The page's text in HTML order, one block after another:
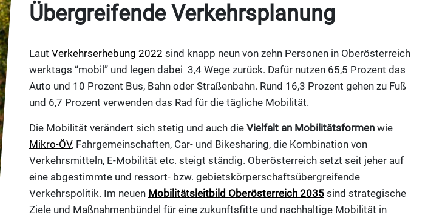
Übergreifende Verkehrsplanung
Laut Verkehrserhebung 2022 sind knapp neun von zehn Personen in Oberösterreich
werktags “mobil” und legen dabei 3,4 Wege zurück. Dafür nutzen 65,5 Prozent das
Auto und 10 Prozent Bus, Bahn oder Straßenbahn. Rund 16,3 Prozent gehen zu Fuß
und 6,7 Prozent verwenden das Rad für die tägliche Mobilität.
Die Mobilität verändert sich stetig und auch die Vielfalt an Mobilitätsformen wie
Mikro-ÖV, Fahrgemeinschaften, Car- und Bikesharing, die Kombination von
Verkehrsmitteln, E-Mobilität etc. steigt ständig. Oberösterreich setzt seit jeher auf
eine abgestimmte und ressort- bzw. gebietskörperschaftsübergreifende
Verkehrspolitik. Im neuen Mobilitätsleitbild Oberösterreich 2035 sind strategische
Ziele und Maßnahmenbündel für eine zukunftsfitte und nachhaltige Mobilität in